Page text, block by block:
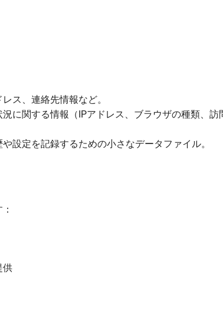
ス、連絡先情報など。
に関する情報（IPアドレス、ブラウザの種類、訪
設定を記録するための小さなデータファイル。
供